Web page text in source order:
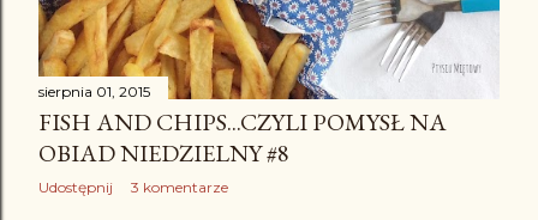
sierpnia 01, 2015
FISH AND CHIPS...CZYLI POMYSŁ NA
OBIAD NIEDZIELNY #8
Udostępnij 3 komentarze